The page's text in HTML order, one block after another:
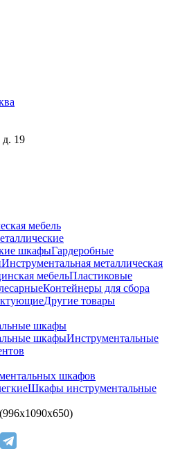
19
мебель
шкафыГардеробные
Инструментальная металлическая
мебельПластиковые
Контейнеры для сбора
Другие товары
шкафы
шкафыИнструментальные
шкафов
Шкафы инструментальные